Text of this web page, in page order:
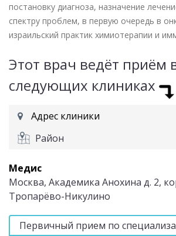
постановку диагноза, назначение
спектру проблем, в первую очередь в
израильский практик химиотерапии и
Этот врач ведёт приём
следующих клиниках
Адрес клиники
Район
Медис
Москва, Академика Анохина д. 2,
Тропарёво-Никулино
Первичный прием по